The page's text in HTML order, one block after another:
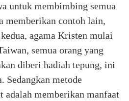
untuk membimbing semua
memberikan contoh lain,
agama Kristen mulai
semua orang yang
diberi hadiah tepung, ini
Sedangkan metode
adalah memberikan manfaat